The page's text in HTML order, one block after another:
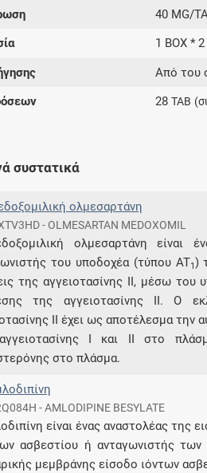
40 MG/
1 BOX *
Από του
28TAB
συστατικά
ολμεσαρτάνη
- OLMESARTAN MEDOXOMIL
ολμεσαρτάνη είναι
του υποδοχέα (τύπου AT1)
της αγγειοτασίνης ΙΙ, μέσω του
της αγγειοτασίνης ΙΙ. Ο
ΙΙ έχει ως αποτέλεσμα
Ι και ΙΙ στο
στο πλάσμα.
- AMLODIPINE BESYLATE
είναι ένας αναστολέας της
ασβεστίου ή ανταγωνιστής
μεμβράνης είσοδο ιόντων